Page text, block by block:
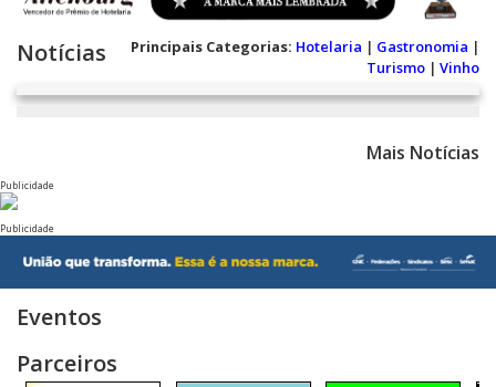
Notícias Principais Categorias: Hotelaria | Gastronomia |
Turismo | Vinho
Mais Notícias
Publicidade
Publicidade
Eventos
Parceiros